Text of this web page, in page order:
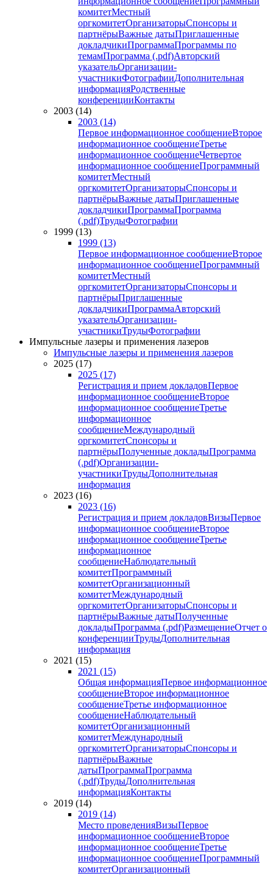
комитетМестный
оргкомитетОрганизаторыСпонсоры и
партнёрыВажные датыПриглашенные
докладчикиПрограммаПрограммы по
темамПрограмма (.pdf)Авторский
указательОрганизации-
участникиФотографииДополнительная
информацияРодственные
конференцииКонтакты
2003 (14)
2003 (14)
Первое информационное сообщениеВторое
информационное сообщениеТретье
информационное сообщениеЧетвертое
информационное сообщениеПрограммный
комитетМестный
оргкомитетОрганизаторыСпонсоры и
партнёрыВажные датыПриглашенные
докладчикиПрограммаПрограмма
(.pdf)ТрудыФотографии
1999 (13)
1999 (13)
Первое информационное сообщениеВторое
информационное сообщениеПрограммный
комитетМестный
оргкомитетОрганизаторыСпонсоры и
партнёрыПриглашенные
докладчикиПрограммаАвторский
указательОрганизации-
участникиТрудыФотографии
Импульсные лазеры и применения лазеров
Импульсные лазеры и применения лазеров
2025 (17)
2025 (17)
Регистрация и прием докладовПервое
информационное сообщениеВторое
информационное сообщениеТретье
информационное
сообщениеМеждународный
оргкомитетСпонсоры и
партнёрыПолученные докладыПрограмма
(.pdf)Организации-
участникиТрудыДополнительная
информация
2023 (16)
2023 (16)
Регистрация и прием докладовВизыПервое
информационное сообщениеВторое
информационное сообщениеТретье
информационное
сообщениеНаблюдательный
комитетПрограммный
комитетОрганизационный
комитетМеждународный
оргкомитетОрганизаторыСпонсоры и
партнёрыВажные датыПолученные
докладыПрограмма (.pdf)РазмещениеОтчет о
конференцииТрудыДополнительная
информация
2021 (15)
2021 (15)
Общая информацияПервое информационное
сообщениеВторое информационное
сообщениеТретье информационное
сообщениеНаблюдательный
комитетОрганизационный
комитетМеждународный
оргкомитетОрганизаторыСпонсоры и
партнёрыВажные
датыПрограммаПрограмма
(.pdf)ТрудыДополнительная
информацияКонтакты
2019 (14)
2019 (14)
Место проведенияВизыПервое
информационное сообщениеВторое
информационное сообщениеТретье
информационное сообщениеПрограммный
комитетОрганизационный